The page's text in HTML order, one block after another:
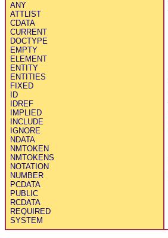
ANY
ATTLIST
CDATA
CURRENT
DOCTYPE
EMPTY
ELEMENT
ENTITY
ENTITIES
FIXED
ID
IDREF
IMPLIED
INCLUDE
IGNORE
NDATA
NMTOKEN
NMTOKENS
NOTATION
NUMBER
PCDATA
PUBLIC
RCDATA
REQUIRED
SYSTEM